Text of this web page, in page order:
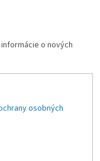
o nových
osobných